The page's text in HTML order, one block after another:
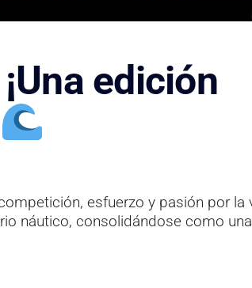
edición
esfuerzo y pasión por la
náutico, consolidándose como